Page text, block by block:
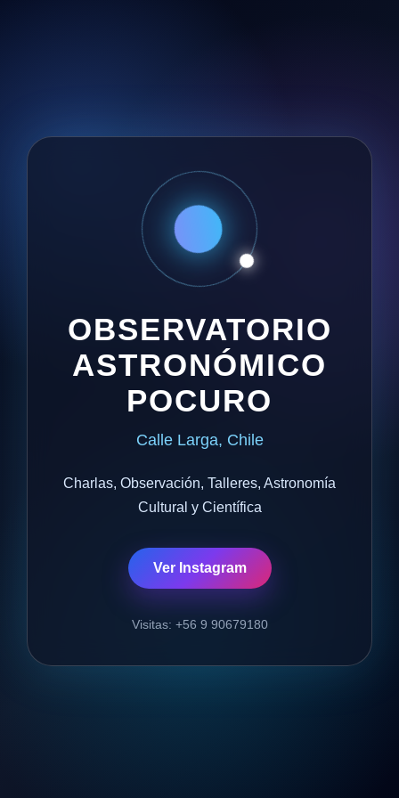
OBSERVATORIO
ASTRONÓMICO
POCURO
Calle Larga, Chile
Charlas, Observación, Talleres, Astronomía
Cultural y Científica
Ver Instagram
Visitas: +56 9 90679180